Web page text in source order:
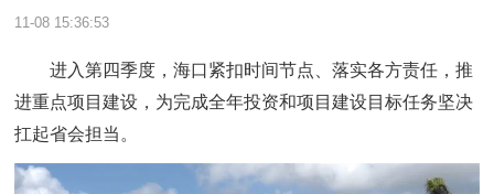
11-08 15:36:53
进入第四季度，海口紧扣时间节点、落实各方责任，推
进重点项目建设，为完成全年投资和项目建设目标任务坚决
扛起省会担当。